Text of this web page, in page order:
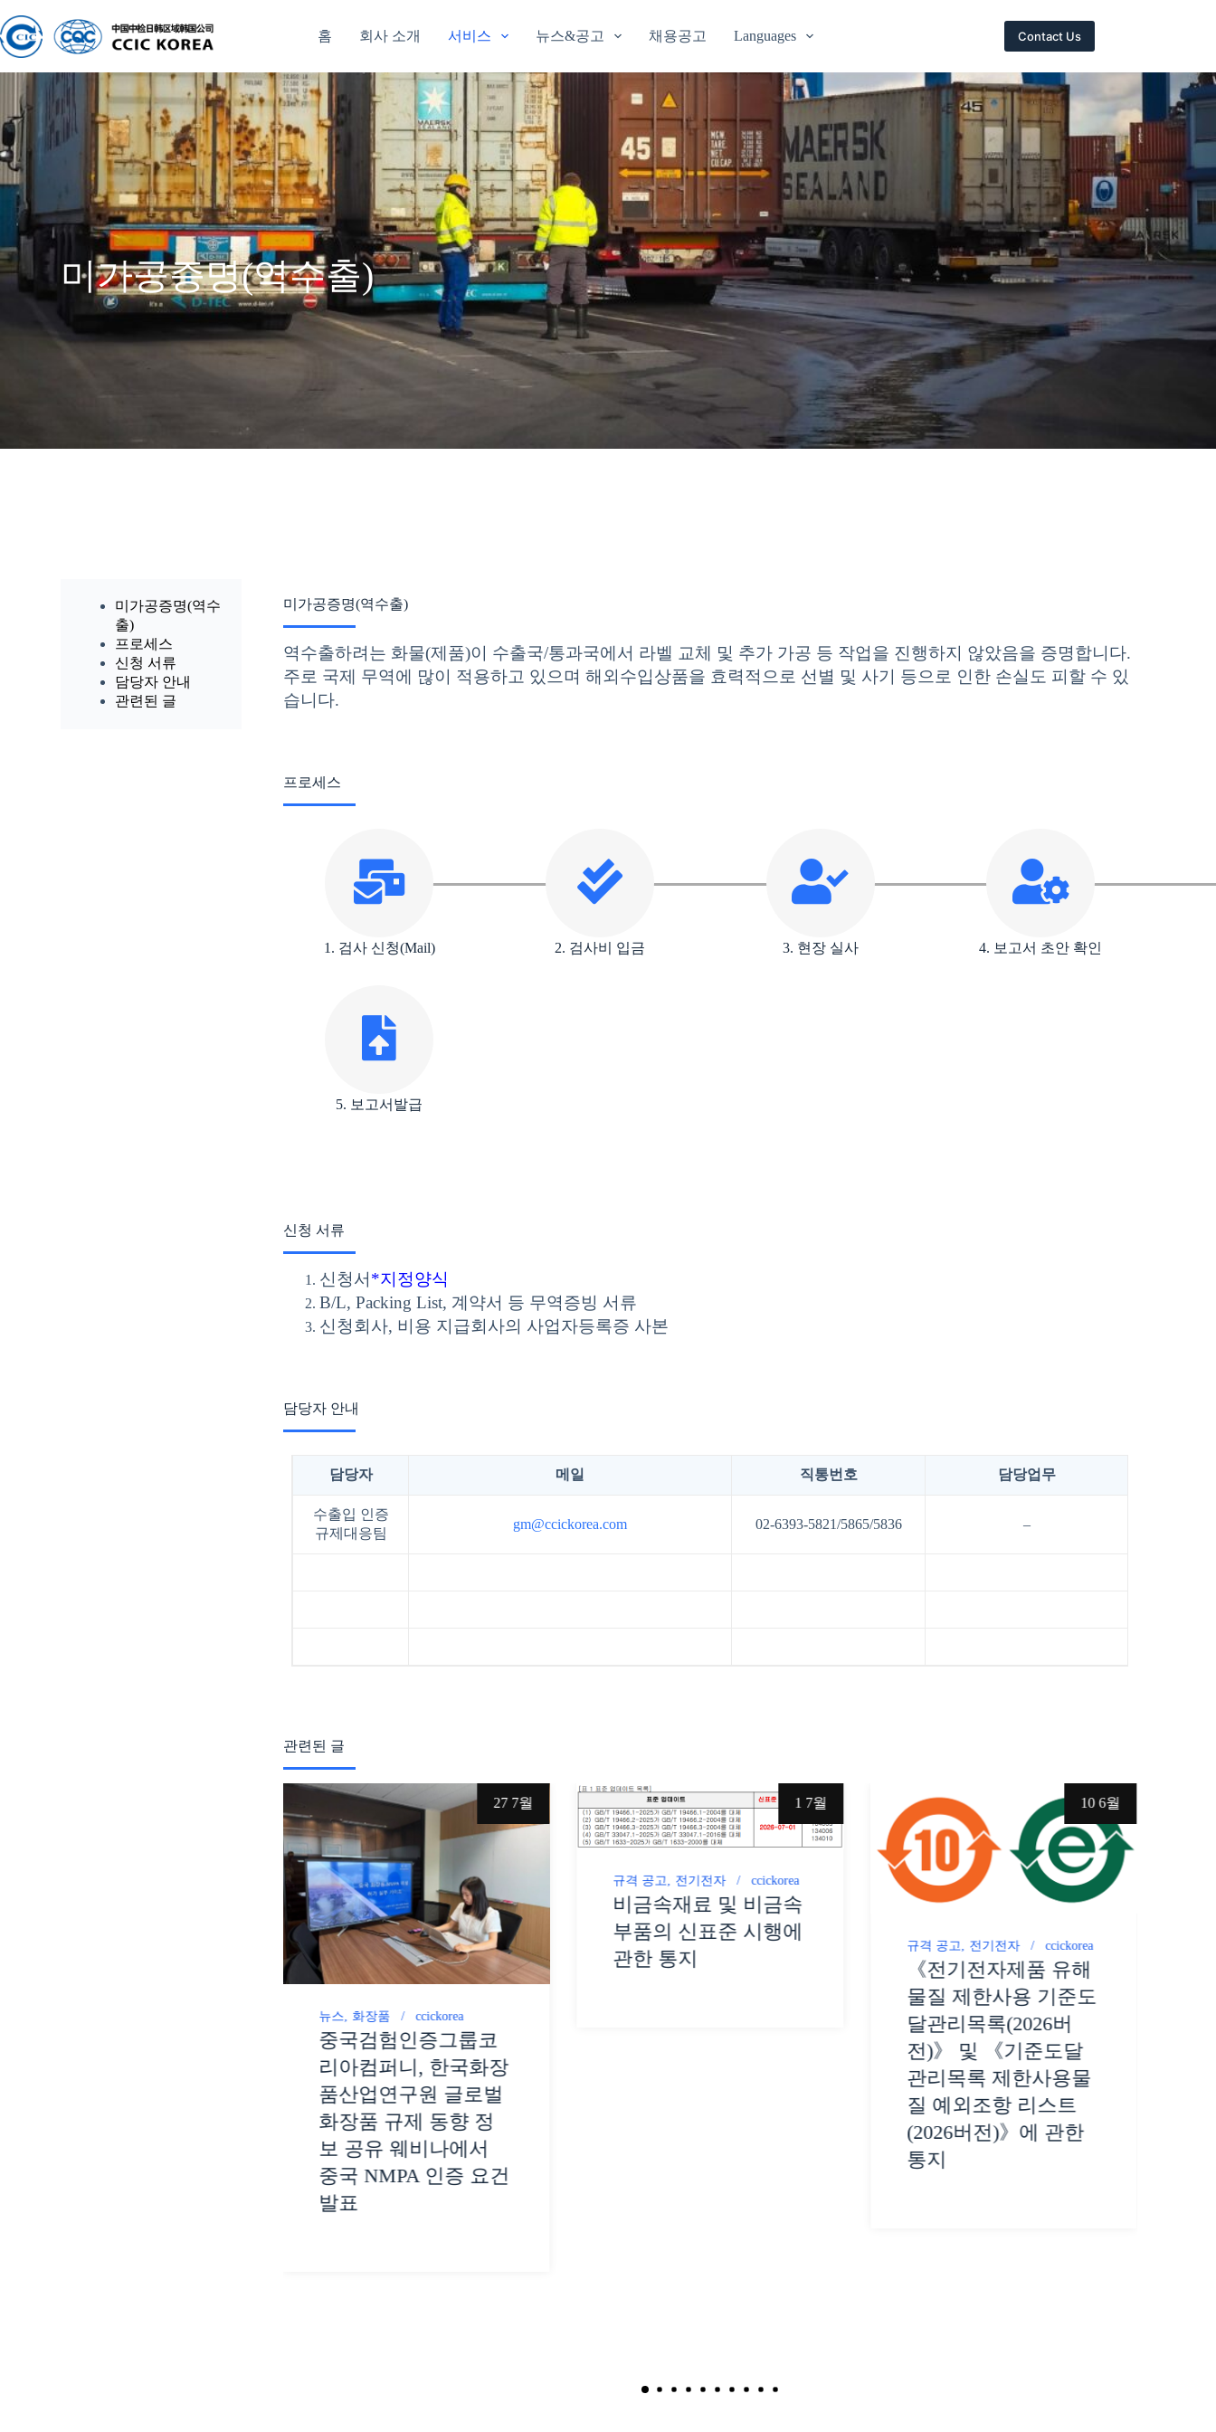
홈 회사 소개 서비스 뉴스&공고 채용공고 Languages Contact Us
미가공증명(역수출)
미가공증명(역수
출)
프로세스
신청 서류
담당자 안내
관련된 글
미가공증명(역수출)
역수출하려는 화물(제품)이 수출국/통과국에서 라벨 교체 및 추가 가공 등 작업을 진행하지 않았음을 증명합니다.
주로 국제 무역에 많이 적용하고 있으며 해외수입상품을 효력적으로 선별 및 사기 등으로 인한 손실도 피할 수 있
습니다.
프로세스
1. 검사 신청(Mail) 2. 검사비 입금 3. 현장 실사 4. 보고서 초안 확인
5. 보고서발급
신청 서류
신청서 *지정양식
B/L, Packing List, 계약서 등 무역증빙 서류
신청회사, 비용 지급회사의 사업자등록증 사본
담당자 안내
담당자 메일 직통번호 담당업무
수출입 인증
규제대응팀
gm@ccickorea.com 02-6393-5821/5865/5836 –
관련된 글
27 7월
뉴스 화장품 ccickorea
중국검험인증그룹코
리아컴퍼니, 한국화장
품산업연구원 글로벌
화장품 규제 동향 정
보 공유 웨비나에서
중국 NMPA 인증 요건
발표
1 7월
규격 공고 전기전자 ccickorea
비금속재료 및 비금속
부품의 신표준 시행에
관한 통지
10 6월
규격 공고 전기전자 ccickorea
《전기전자제품 유해
물질 제한사용 기준도
달관리목록(2026버
전)》 및 《기준도달
관리목록 제한사용물
질 예외조항 리스트
(2026버전)》에 관한
통지